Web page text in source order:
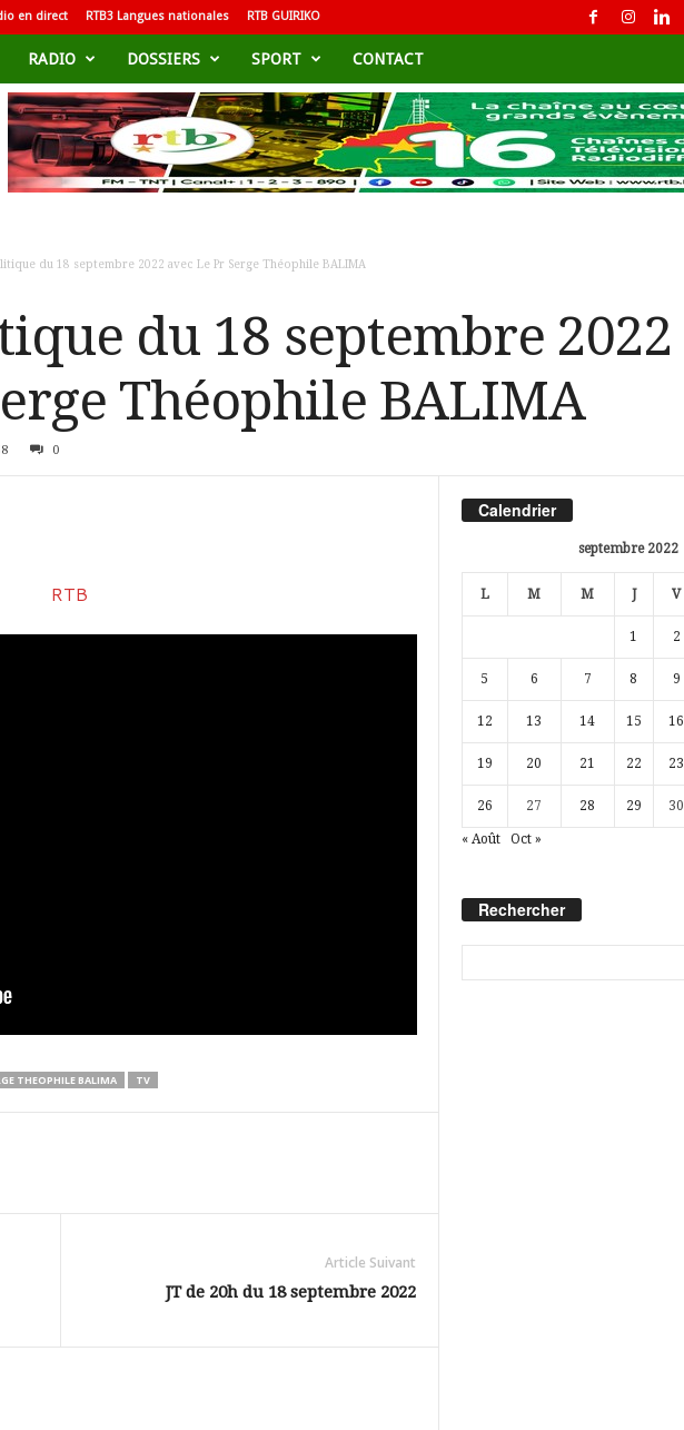
en direct RTB3 Langues nationales RTB GUIRIKO
RADIO DOSSIERS SPORT CONTACT
du 18 septembre 2022 avec Le Pr Serge Théophile BALIMA
du 18 septembre 2022
Théophile BALIMA
0
THEOPHILE BALIMA TV
Article Suivant
JT de 20h du 18 septembre 2022
Calendrier
septembre 2022
L M M J V
1 2
5 6 7 8 9
12 13 14 15 16
19 20 21 22 23
26 27 28 29 30
« Août Oct »
Rechercher